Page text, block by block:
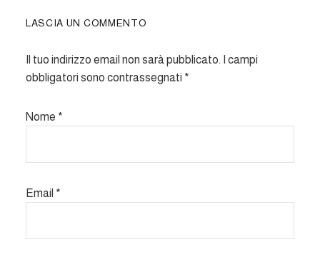
LASCIA UN COMMENTO
Il tuo indirizzo email non sarà pubblicato.
I campi
obbligatori sono contrassegnati *
Nome *
Email *